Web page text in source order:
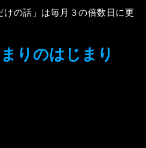
けの話」は毎月３の倍数日に更
りのはじまり